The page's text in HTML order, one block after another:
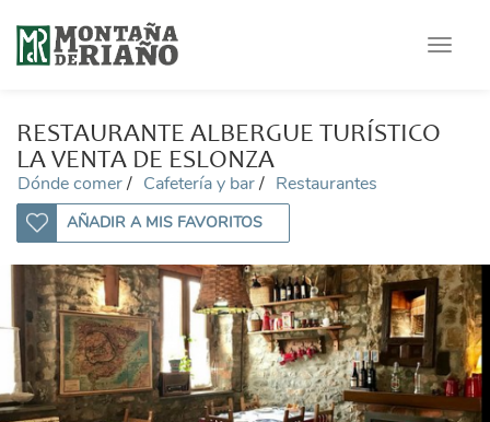
Toggle
RESTAURANTE ALBERGUE TURÍSTICO
LA VENTA DE ESLONZA
Dónde comer Cafetería y bar Restaurantes
AÑADIR A MIS FAVORITOS